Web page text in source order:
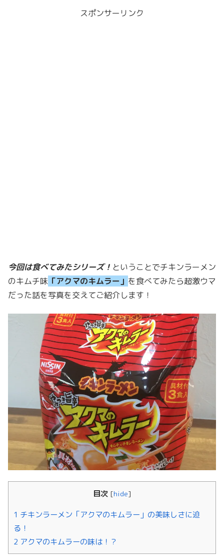
スポンサーリンク
今回は食べてみたシリーズ！ ということでチキンラーメン
のキムチ味 「アクマのキムラー」 を食べてみたら超激ウマ
だった話を写真を交えてご紹介します！
目次 [hide]
1 チキンラーメン「アクマのキムラー」の美味しさに迫
る！
2 アクマのキムラーの味は！？